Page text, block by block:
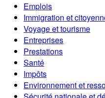
Emplois
Immigration et
Voyage et tourisme
Entreprises
Prestations
Santé
Impôts
Environnement et